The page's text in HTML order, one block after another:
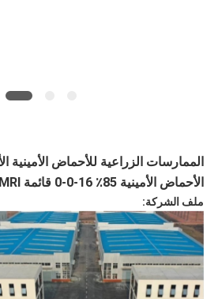
الممارسات الزراعية للأحماض الأمينية
الأحماض الأمينية 85٪ 16-0-0 قائمة OMRI
ملف الشركة: